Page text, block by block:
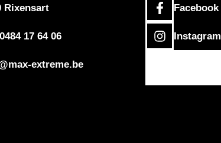
Rixensart
17 64 06
extreme.be
Facebook
Instagram